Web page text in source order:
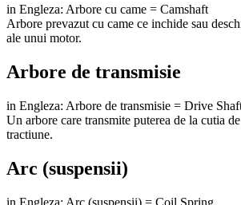
in Engleza: Arbore cu came = Camshaft
Arbore prevazut cu came ce inchide sau
ale unui motor.
Arbore de transmisie
in Engleza: Arbore de transmisie = Drive
Un arbore care transmite puterea de la cutia
tractiune.
Arc (suspensii)
in Engleza: Arc (suspensii) = Coil Spring